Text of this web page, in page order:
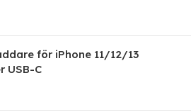
för iPhone 11/12/13
USB-C